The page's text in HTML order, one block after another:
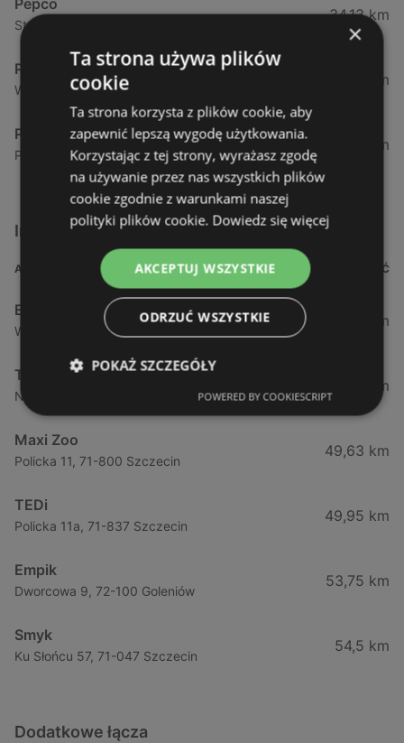
Pepco
Strzelecka 12, 72-400 Kamień Pomorski
34,13 km
Pepco
Wyszyńskiego 13, 72-009 Police
44,26 km
Pepco
Piłsudskiego 52, 72-010 Police
44,74 km
Inne sklepy Inne w pobliżu
ADRES ODLEGŁOŚĆ
Empik
Władysława Iv 32/1, 72-600 Świnoujście
0,68 km
TEDi
Nowomyśliwska 23 / 3, 72-500 Międzyzdroje
11,52 km
Maxi Zoo
Policka 11, 71-800 Szczecin
49,63 km
TEDi
Policka 11a, 71-837 Szczecin
49,95 km
Empik
Dworcowa 9, 72-100 Goleniów
53,75 km
Smyk
Ku Słońcu 57, 71-047 Szczecin
54,5 km
Dodatkowe łącza
×
Ta strona używa plików
cookie
Ta strona korzysta z plików cookie, aby
zapewnić lepszą wygodę użytkowania.
Korzystając z tej strony, wyrażasz zgodę
na używanie przez nas wszystkich plików
cookie zgodnie z warunkami naszej
polityki plików cookie. Dowiedz się więcej
AKCEPTUJ WSZYSTKIE
ODRZUĆ WSZYSTKIE
POKAŻ SZCZEGÓŁY
POWERED BY COOKIESCRIPT